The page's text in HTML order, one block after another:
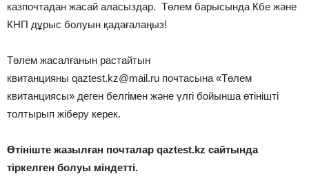
казпочтадан жасай аласыздар. Төлем барысында Кбе және
КНП дұрыс болуын қадағалаңыз!
Төлем жасалғанын растайтын
квитанцияны qaztest.kz@mail.ru почтасына «Төлем
квитанциясы» деген белгімен және үлгі бойынша өтінішті
толтырып жіберу керек.
Өтініште жазылған почталар qaztest.kz сайтында
тіркелген болуы міндетті.